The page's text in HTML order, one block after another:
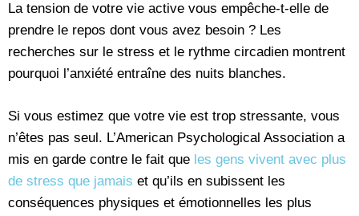
La tension de votre vie active vous empêche-t-elle de
prendre le repos dont vous avez besoin ? Les
recherches sur le stress et le rythme circadien montrent
pourquoi l’anxiété entraîne des nuits blanches.
Si vous estimez que votre vie est trop stressante, vous
n’êtes pas seul. L’American Psychological Association a
mis en garde contre le fait que les gens vivent avec plus
de stress que jamais et qu’ils en subissent les
conséquences physiques et émotionnelles les plus